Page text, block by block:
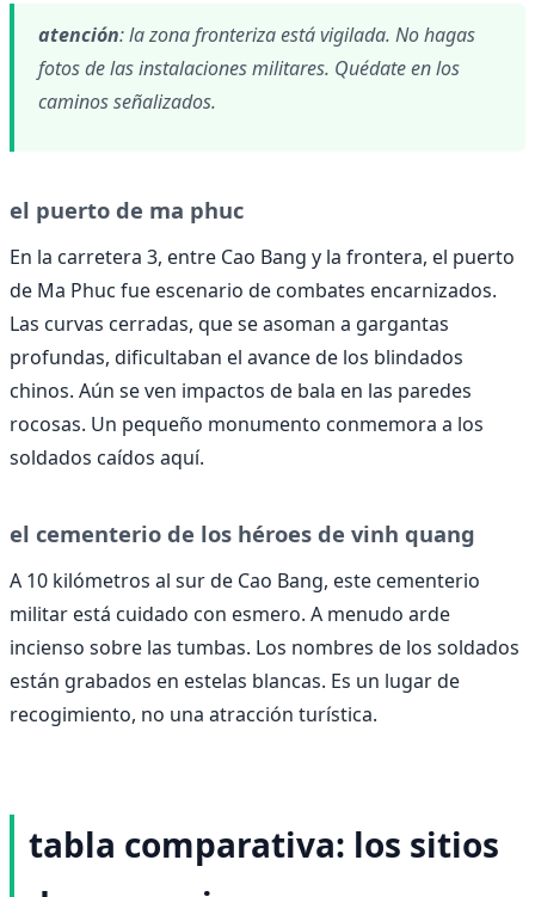
atención: la zona fronteriza está vigilada. No hagas
fotos de las instalaciones militares. Quédate en los
caminos señalizados.
el puerto de ma phuc
En la carretera 3, entre Cao Bang y la frontera, el puerto
de Ma Phuc fue escenario de combates encarnizados.
Las curvas cerradas, que se asoman a gargantas
profundas, dificultaban el avance de los blindados
chinos. Aún se ven impactos de bala en las paredes
rocosas. Un pequeño monumento conmemora a los
soldados caídos aquí.
el cementerio de los héroes de vinh quang
A 10 kilómetros al sur de Cao Bang, este cementerio
militar está cuidado con esmero. A menudo arde
incienso sobre las tumbas. Los nombres de los soldados
están grabados en estelas blancas. Es un lugar de
recogimiento, no una atracción turística.
tabla comparativa: los sitios